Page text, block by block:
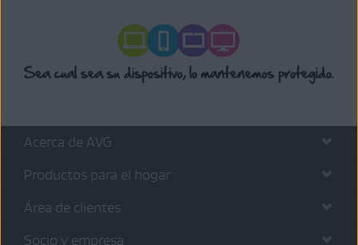
Acerca de AVG
Productos para el hogar
Área de clientes
Socio y empresa